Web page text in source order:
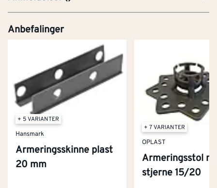
Anbefalinger
+ 5 VARIANTER
Hansmark
Armeringsskinne plast
20 mm
+ 7 VARIANTER
OPLAST
Armeringsstol
stjerne 15/20